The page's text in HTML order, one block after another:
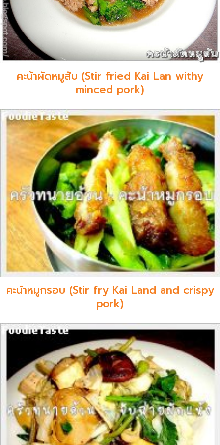
คะน้าผัดหมูสับ (Stir fried Kai Lan withy
minced pork)
คะน้าหมูกรอบ (Stir fry Kai Land and crispy
pork)